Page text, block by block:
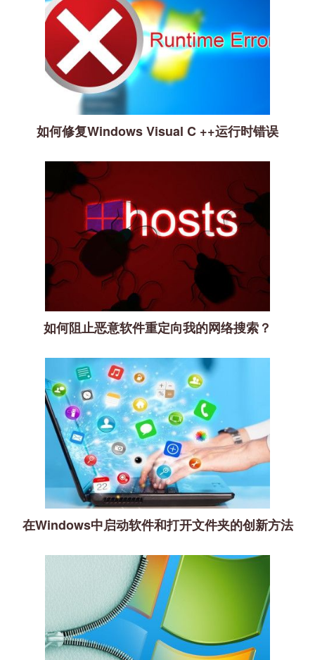
如何修复Windows Visual C ++运行时错误
如何阻止恶意软件重定向我的网络搜索？
在Windows中启动软件和打开文件夹的创新方法